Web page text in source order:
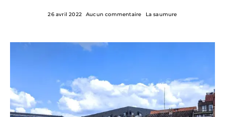
26 avril 2022 Aucun commentaire La saumure